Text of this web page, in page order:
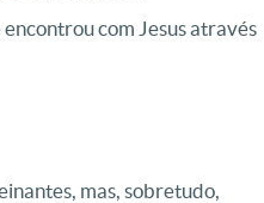
com Jesus através
mas, sobretudo,